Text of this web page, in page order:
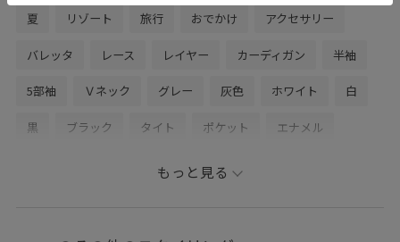
夏 リゾート 旅行 おでかけ アクセサリー
バレッタ レース レイヤー カーディガン 半袖
5部袖 Ｖネック グレー 灰色 ホワイト 白
黒 ブラック タイト ポケット エナメル
gw
ベーシックカラー
もっと見る